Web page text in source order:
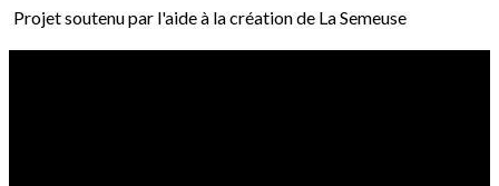
Projet soutenu par l'aide à la création de La Semeuse